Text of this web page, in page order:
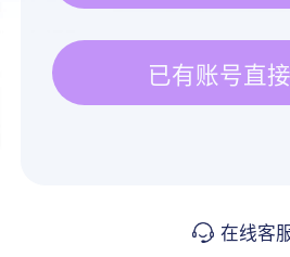
已有账号直
在线客